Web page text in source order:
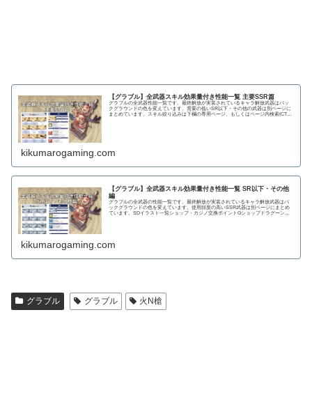
【グラブル】全武器スキル効果量付き性能一覧 主要SSR篇
グラブルの全武器性能一覧です。最終解放が実装されているキャラ解放武器はバッ
クグラウンドの色を変えています。需要の低いSR以下・その他の武器は別ページに
まとめています。スキル絞り込みは下欄の専用ページ、もしくはページ内検索(CTRL
kikumarogaming.com
【グラブル】全武器スキル効果量付き性能一覧 SR以下・その他
編
グラブルの全武器の性能一覧です。最終解放が実装されているキャラ解放武器はバ
ックグラウンドの色を変えています。使用頻度の高いSSR武器は別ページにまとめ
ています。SDイラスト一覧ショップ・カジノ交換ポイントGショップドラグーンラ
kikumarogaming.com
グラブル グラブル 火N槍